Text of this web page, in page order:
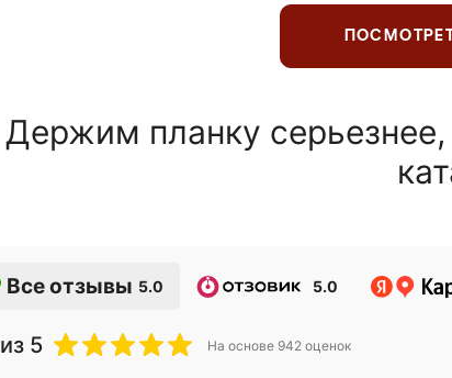
Держим планку
Все отзывы 5.0 5.0
из 5 На основе 942 оценок